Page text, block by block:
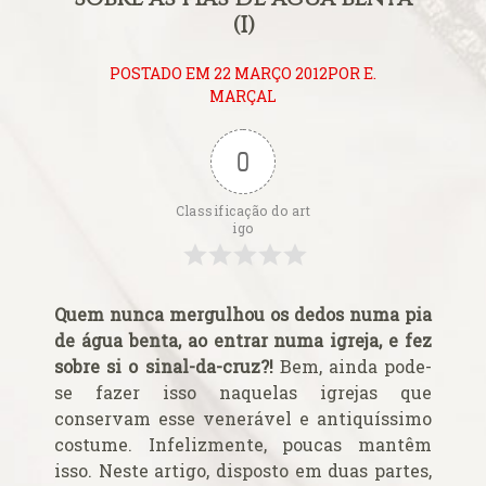
Algumas fotos do Santo Padre no Reino Unido
Altar onde será venerado João Paulo II
Ambientes que favorecem a prática da virtude
Aniversário da proclamação do dogma da Assunção da
Aniversário do Cardeal emérito do Rio de Janeiro
Aniversário do governo do Arcebispo de Olinda e
Antes do consistório, nomeados reúnem-se com o Papa
Anúncio (Kalendas) do Natal do Senhor em 2015
Aprovada beatificação de Irmã Dulce
Ara Dei Christus est!
Arautos do Evangelho e Sucumbíos
Arcebispo brasileiro é o novo Prefeito para os
(I)
POSTADO EM 22 MARÇO 2012POR E.
MARÇAL
0
Classificação do art
igo
Quem nunca mergulhou os dedos numa pia
de água benta, ao entrar numa igreja, e fez
sobre si o sinal-da-cruz?!Bem, ainda pode-
se fazer isso naquelas igrejas que
conservam esse venerável e antiquíssimo
costume. Infelizmente, poucas mantêm
isso. Neste artigo, disposto em duas partes,